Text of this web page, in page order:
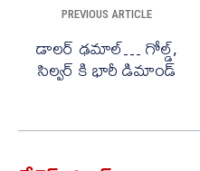
PREVIOUS ARTICLE
డాలర్ ఢమాల్… గోల్డ్,
సిల్వర్ కి భారీ డిమాండ్